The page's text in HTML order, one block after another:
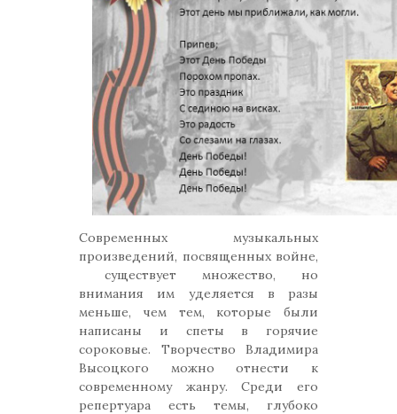
Современных музыкальных
произведений, посвященных войне,
существует множество, но
внимания им уделяется в разы
меньше, чем тем, которые были
написаны и спеты в горячие
сороковые. Творчество Владимира
Высоцкого можно отнести к
современному жанру. Среди его
репертуара есть темы, глубоко